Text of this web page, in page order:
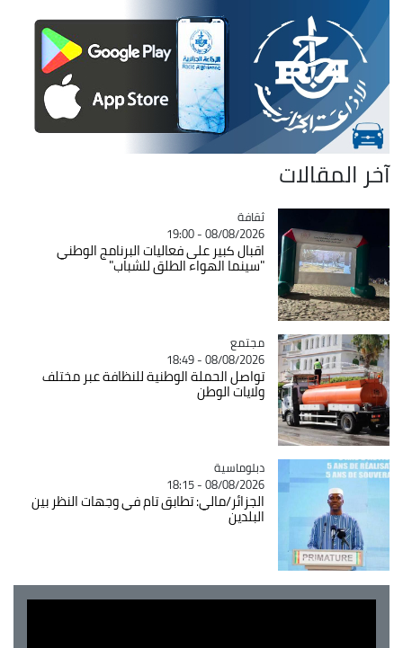
آخر المقالات
Catégorie
ثقافة
08/08/2026 - 19:00
اقبال كبير على فعاليات البرنامج الوطني
"سينما الهواء الطلق للشباب"
Catégorie
مجتمع
08/08/2026 - 18:49
تواصل الحملة الوطنية للنظافة عبر مختلف
ولايات الوطن
Catégorie
دبلوماسية
08/08/2026 - 18:15
الجزائر/مالي: تطابق تام في وجهات النظر بين
البلدين